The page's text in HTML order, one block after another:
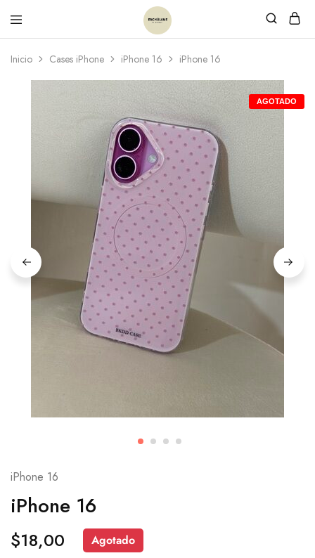
Inicio Cases iPhone iPhone 16 iPhone 16
AGOTADO
iPhone 16
iPhone 16
$18,00 Agotado